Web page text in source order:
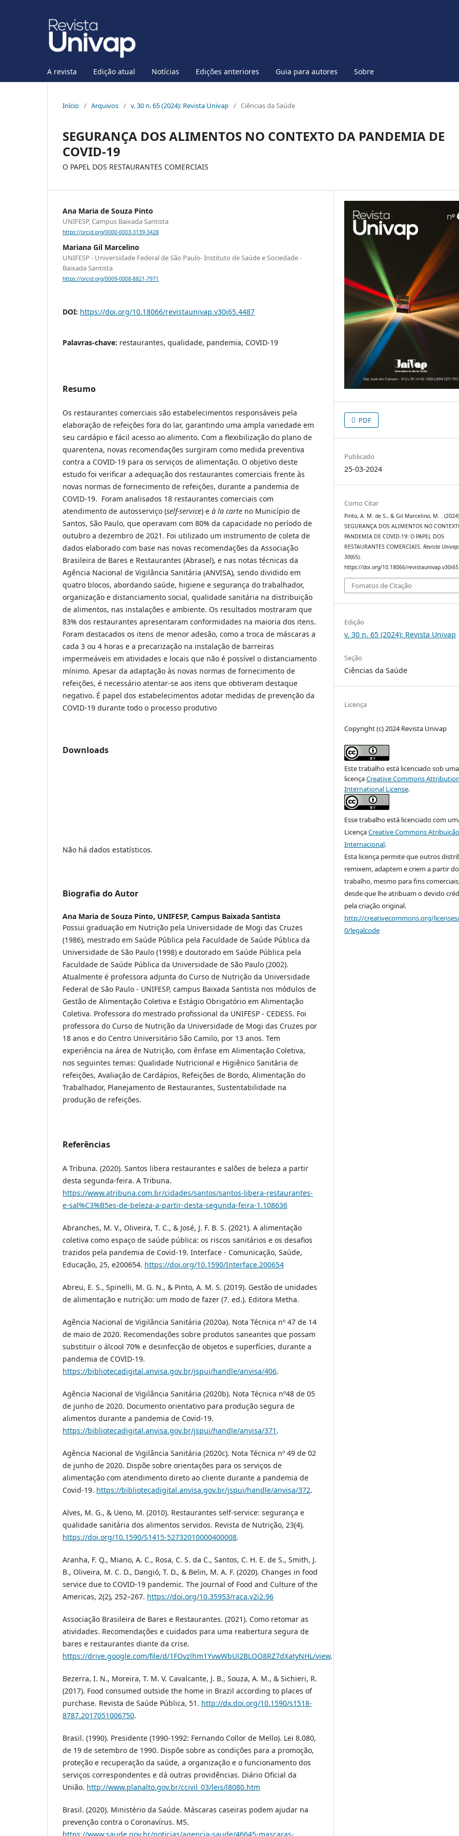
A revista Edição atual Notícias Edições anteriores Guia para autores Sobre
Início / Arquivos / v. 30 n. 65 (2024): Revista Univap / Ciências da Saúde
SEGURANÇA DOS ALIMENTOS NO CONTEXTO DA PANDEMIA DE
COVID-19
O PAPEL DOS RESTAURANTES COMERCIAIS
Ana Maria de Souza Pinto
UNIFESP, Campus Baixada Santista
https://orcid.org/0000-0003-3139-3428
Mariana Gil Marcelino
UNIFESP - Universidade Federal de São Paulo- Instituto de Saúde e Sociedade -
Baixada Santista
https://orcid.org/0009-0008-8821-7971
DOI: https://doi.org/10.18066/revistaunivap.v30i65.4487
Palavras-chave: restaurantes, qualidade, pandemia, COVID-19
Resumo
Os restaurantes comerciais são estabelecimentos responsáveis pela
elaboração de refeições fora do lar, garantindo uma ampla variedade em
seu cardápio e fácil acesso ao alimento. Com a flexibilização do plano de
quarentena, novas recomendações surgiram como medida preventiva
contra a COVID-19 para os serviços de alimentação. O objetivo deste
estudo foi verificar a adequação dos restaurantes comerciais frente às
novas normas de fornecimento de refeições, durante a pandemia de
COVID-19. Foram analisados 18 restaurantes comerciais com
atendimento de autosserviço (self-service) e à la carte no Município de
Santos, São Paulo, que operavam com 80% da capacidade no período de
outubro a dezembro de 2021. Foi utilizado um instrumento de coleta de
dados elaborado com base nas novas recomendações da Associação
Brasileira de Bares e Restaurantes (Abrasel), e nas notas técnicas da
Agência Nacional de Vigilância Sanitária (ANVISA), sendo dividido em
quatro blocos, abordando saúde, higiene e segurança do trabalhador,
organização e distanciamento social, qualidade sanitária na distribuição
de alimentos, nas instalações e ambiente. Os resultados mostraram que
83% dos restaurantes apresentaram conformidades na maioria dos itens.
Foram destacados os itens de menor adesão, como a troca de máscaras a
cada 3 ou 4 horas e a precarização na instalação de barreiras
impermeáveis em atividades e locais que não é possível o distanciamento
mínimo. Apesar da adaptação às novas normas de fornecimento de
refeições, é necessário atentar-se aos itens que obtiveram destaque
negativo. É papel dos estabelecimentos adotar medidas de prevenção da
COVID-19 durante todo o processo produtivo
Downloads
Não há dados estatísticos.
Biografia do Autor
Ana Maria de Souza Pinto, UNIFESP, Campus Baixada Santista
Possui graduação em Nutrição pela Universidade de Mogi das Cruzes
(1986), mestrado em Saúde Pública pela Faculdade de Saúde Pública da
Universidade de São Paulo (1998) e doutorado em Saúde Pública pela
Faculdade de Saúde Pública da Universidade de São Paulo (2002).
Atualmente é professora adjunta do Curso de Nutrição da Universidade
Federal de São Paulo - UNIFESP, campus Baixada Santista nos módulos de
Gestão de Alimentação Coletiva e Estágio Obrigatório em Alimentação
Coletiva. Professora do mestrado profissional da UNIFESP - CEDESS. Foi
professora do Curso de Nutrição da Universidade de Mogi das Cruzes por
18 anos e do Centro Universitário São Camilo, por 13 anos. Tem
experiência na área de Nutrição, com ênfase em Alimentação Coletiva,
nos seguintes temas: Qualidade Nutricional e Higiênico Sanitária de
refeições, Avaliação de Cardápios, Refeições de Bordo, Alimentação do
Trabalhador, Planejamento de Restaurantes, Sustentabilidade na
produção de refeições.
Referências
A Tribuna. (2020). Santos libera restaurantes e salões de beleza a partir
desta segunda-feira. A Tribuna.
https://www.atribuna.com.br/cidades/santos/santos-libera-restaurantes-
e-sal%C3%B5es-de-beleza-a-partir-desta-segunda-feira-1.108636
Abranches, M. V., Oliveira, T. C., & José, J. F. B. S. (2021). A alimentação
coletiva como espaço de saúde pública: os riscos sanitários e os desafios
trazidos pela pandemia de Covid-19. Interface - Comunicação, Saúde,
Educação, 25, e200654. https://doi.org/10.1590/Interface.200654
Abreu, E. S., Spinelli, M. G. N., & Pinto, A. M. S. (2019). Gestão de unidades
de alimentação e nutrição: um modo de fazer (7. ed.). Editora Metha.
Agência Nacional de Vigilância Sanitária (2020a). Nota Técnica nº 47 de 14
de maio de 2020. Recomendações sobre produtos saneantes que possam
substituir o álcool 70% e desinfecção de objetos e superfícies, durante a
pandemia de COVID-19.
https://bibliotecadigital.anvisa.gov.br/jspui/handle/anvisa/406.
Agência Nacional de Vigilância Sanitária (2020b). Nota Técnica nº48 de 05
de junho de 2020. Documento orientativo para produção segura de
alimentos durante a pandemia de Covid-19.
https://bibliotecadigital.anvisa.gov.br/jspui/handle/anvisa/371 .
Agência Nacional de Vigilância Sanitária (2020c). Nota Técnica nº 49 de 02
de junho de 2020. Dispõe sobre orientações para os serviços de
alimentação com atendimento direto ao cliente durante a pandemia de
Covid-19. https://bibliotecadigital.anvisa.gov.br/jspui/handle/anvisa/372.
Alves, M. G., & Ueno, M. (2010). Restaurantes self-service: segurança e
qualidade sanitária dos alimentos servidos. Revista de Nutrição, 23(4).
https://doi.org/10.1590/S1415-52732010000400008.
Aranha, F. Q., Miano, A. C., Rosa, C. S. da C., Santos, C. H. E. de S., Smith, J.
B., Oliveira, M. C. D., Dangió, T. D., & Belin, M. A. F. (2020). Changes in food
service due to COVID-19 pandemic. The Journal of Food and Culture of the
Americas, 2(2), 252–267. https://doi.org/10.35953/raca.v2i2.96
Associação Brasileira de Bares e Restaurantes. (2021). Como retomar as
atividades. Recomendações e cuidados para uma reabertura segura de
bares e restaurantes diante da crise.
https://drive.google.com/file/d/1FOvzlhm1YvwWbUl2BLOO8RZ7dXatyNHL/view.
Bezerra, I. N., Moreira, T. M. V. Cavalcante, J. B., Souza, A. M., & Sichieri, R.
(2017). Food consumed outside the home in Brazil according to places of
purchase. Revista de Saúde Pública, 51. http://dx.doi.org/10.1590/s1518-
8787.2017051006750.
Brasil. (1990). Presidente (1990-1992: Fernando Collor de Mello). Lei 8.080,
de 19 de setembro de 1990. Dispõe sobre as condições para a promoção,
proteção e recuperação da saúde, a organização e o funcionamento dos
serviços correspondentes e dá outras providências. Diário Oficial da
União. http://www.planalto.gov.br/ccivil_03/leis/l8080.htm
Brasil. (2020). Ministério da Saúde. Máscaras caseiras podem ajudar na
prevenção contra o Coronavírus. MS.
PDF
Publicado
25-03-2024
Como Citar
Pinto, A. M. de S., & Gil Marcelino, M. .
SEGURANÇA DOS ALIMENTOS NO
PANDEMIA DE COVID-19: O PAPEL DOS
RESTAURANTES COMERCIAIS.Revista Univap,
30(65).
https://doi.org/10.18066/
Fomatos de Citação
Edição
v. 30 n. 65 (2024): Revista Univap
Seção
Ciências da Saúde
Licença
Copyright (c) 2024 Revista Univap
Este trabalho está licenciado sob uma
licençaCreative Commons
International License.
Esse trabalho está licenciado com
LicençaCreative Commons
Internacional.
Esta licença permite que outros
remixem, adaptem e criem a partir
trabalho, mesmo para fins
desde que lhe atribuam o devido
pela criação original.
http://creativecommons.org/
0/legalcode